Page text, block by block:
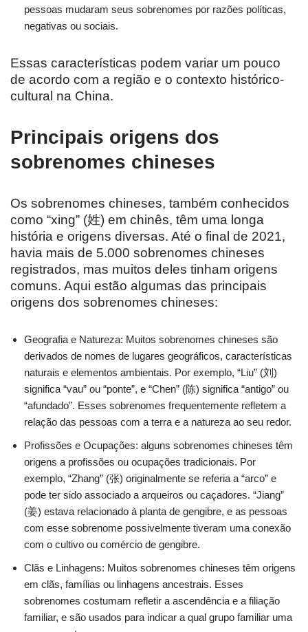
pessoas mudaram seus sobrenomes por razões políticas,
negativas ou sociais.
Essas características podem variar um pouco
de acordo com a região e o contexto histórico-
cultural na China.
Principais origens dos
sobrenomes chineses
Os sobrenomes chineses, também conhecidos
como “xing” (姓) em chinês, têm uma longa
história e origens diversas. Até o final de 2021,
havia mais de 5.000 sobrenomes chineses
registrados, mas muitos deles tinham origens
comuns. Aqui estão algumas das principais
origens dos sobrenomes chineses:
Geografia e Natureza: Muitos sobrenomes chineses são
derivados de nomes de lugares geográficos, características
naturais e elementos ambientais. Por exemplo, “Liu” (刘)
significa “vau” ou “ponte”, e “Chen” (陈) significa “antigo” ou
“afundado”. Esses sobrenomes frequentemente refletem a
relação das pessoas com a terra e a natureza ao seu redor.
Profissões e Ocupações: alguns sobrenomes chineses têm
origens a profissões ou ocupações tradicionais. Por
exemplo, “Zhang” (张) originalmente se referia a “arco” e
pode ter sido associado a arqueiros ou caçadores. “Jiang”
(姜) estava relacionado à planta de gengibre, e as pessoas
com esse sobrenome possivelmente tiveram uma conexão
com o cultivo ou comércio de gengibre.
Clãs e Linhagens: Muitos sobrenomes chineses têm origens
em clãs, famílias ou linhagens ancestrais. Esses
sobrenomes costumam refletir a ascendência e a filiação
familiar, e são usados ​​para indicar a qual grupo familiar uma